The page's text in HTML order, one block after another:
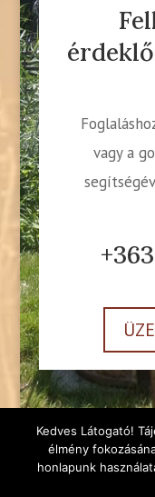
vagy a
Kedves Látogató!
élmény
honlapunk